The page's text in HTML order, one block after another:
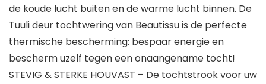
de koude lucht buiten en de warme lucht binnen. De
Tuuli deur tochtwering van Beautissu is de perfecte
thermische bescherming: bespaar energie en
bescherm uzelf tegen een onaangename tocht!
STEVIG & STERKE HOUVAST – De tochtstrook voor uw